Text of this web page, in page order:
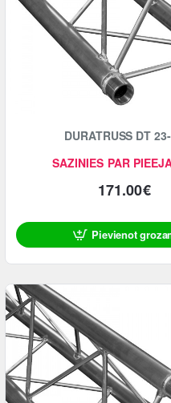
SAZINIES PAR
DURATRUSS DT
171.00€
Pievienot